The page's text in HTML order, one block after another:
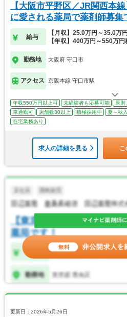
【大阪市平野区／JR関西本
に愛される薬局で薬剤師募集
給与
【月収】25.0万円～35.0万
【年収】400万円～550万
勤務地 大阪府 守口市
アクセス 京阪本線 守口市駅
年収550万円以上可 未経験者も応募可能 原則
車通勤可
店舗数30以上 積極採用中 夏～秋
在宅業務あり
求人の詳細を見る こ
更新日：2026年5月26日